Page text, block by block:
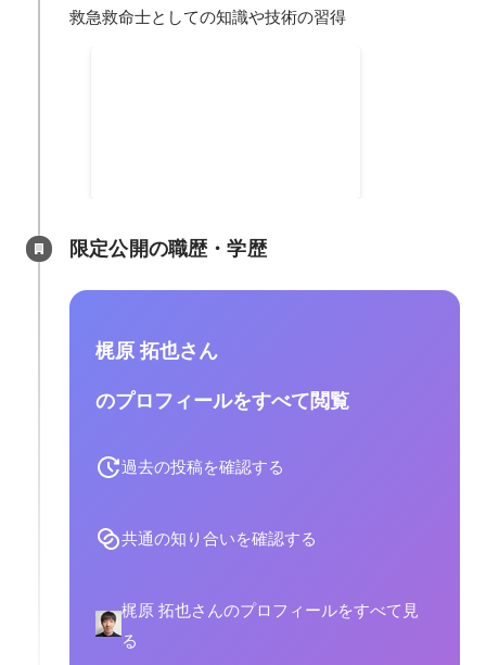
救急救命士としての知識や技術の習得
極的に取り組み技術習得を目指し
限定公開の職歴・学歴
梶原 拓也さん
のプロフィールをすべて閲覧
過去の投稿を確認する
共通の知り合いを確認する
梶原 拓也さんのプロフィールをすべて見
る